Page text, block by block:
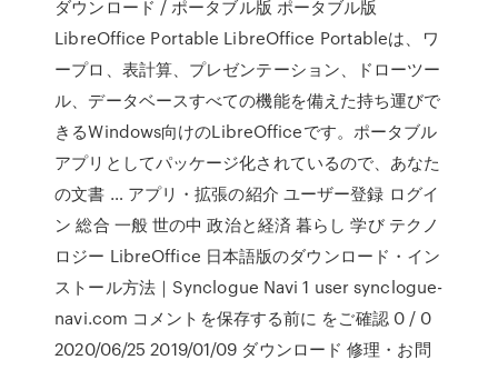
ダウンロード / ポータブル版 ポータブル版
LibreOffice Portable LibreOffice Portableは、ワ
ープロ、表計算、プレゼンテーション、ドローツー
ル、データベースすべての機能を備えた持ち運びで
きるWindows向けのLibreOfficeです。ポータブル
アプリとしてパッケージ化されているので、あなた
の文書 … アプリ・拡張の紹介 ユーザー登録 ログイ
ン 総合 一般 世の中 政治と経済 暮らし 学び テクノ
ロジー LibreOffice 日本語版のダウンロード・イン
ストール方法｜Synclogue Navi 1 user synclogue-
navi.com コメントを保存する前に をご確認 0 / 0
2020/06/25 2019/01/09 ダウンロード 修理・お問